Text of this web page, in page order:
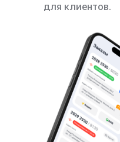
для клиентов.